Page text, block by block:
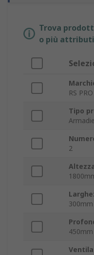
Trova
o più
RS PRO
Tipo
2
300mm
450mm